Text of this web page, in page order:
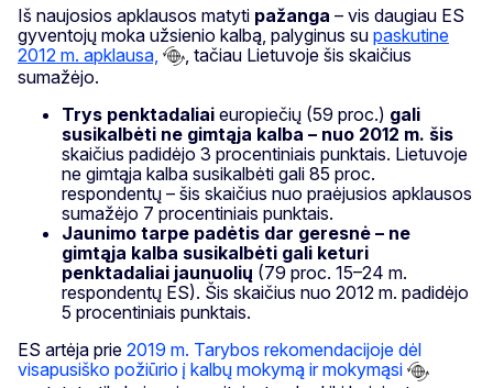
Iš naujosios apklausos matyti pažanga – vis daugiau ES
gyventojų moka užsienio kalbą, palyginus su paskutine
2012 m. apklausa,
, tačiau Lietuvoje šis skaičius
sumažėjo.
Trys penktadaliai europiečių (59 proc.) gali
susikalbėti ne gimtąja kalba – nuo 2012 m. šis
skaičius padidėjo 3 procentiniais punktais. Lietuvoje
ne gimtąja kalba susikalbėti gali 85 proc.
respondentų – šis skaičius nuo praėjusios apklausos
sumažėjo 7 procentiniais punktais.
Jaunimo tarpe padėtis dar geresnė – ne
gimtąja kalba susikalbėti gali keturi
penktadaliai jaunuolių (79 proc. 15–24 m.
respondentų ES). Šis skaičius nuo 2012 m. padidėjo
5 procentiniais punktais.
ES artėja prie 2019 m. Tarybos rekomendacijoje dėl
visapusiško požiūrio į kalbų mokymą ir mokymąsi